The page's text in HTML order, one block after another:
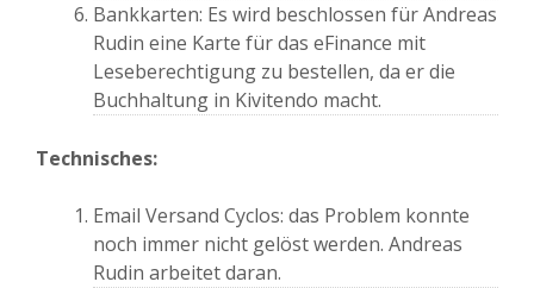
Bankkarten: Es wird beschlossen für Andreas
Rudin eine Karte für das eFinance mit
Leseberechtigung zu bestellen, da er die
Buchhaltung in Kivitendo macht.
Technisches:
Email Versand Cyclos: das Problem konnte
noch immer nicht gelöst werden. Andreas
Rudin arbeitet daran.